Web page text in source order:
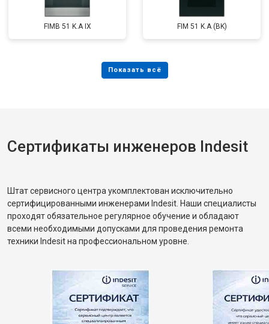
FIMB 51 K.A IX FIM 51 K.A (BK)
Сертификаты инженеров Indesit
Штат сервисного центра укомплектован исключительно
сертифицированными инженерами Indesit. Наши специалисты
проходят обязательное регулярное обучение и обладают
всеми необходимыми допусками для проведения ремонта
техники Indesit на профессиональном уровне.